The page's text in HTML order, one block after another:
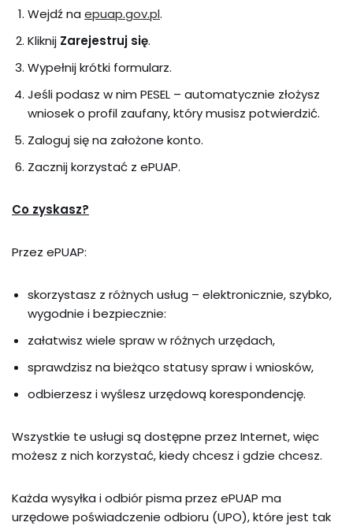
Wejdź na epuap.gov.pl.
Kliknij Zarejestruj się.
Wypełnij krótki formularz.
Jeśli podasz w nim PESEL – automatycznie złożysz
wniosek o profil zaufany, który musisz potwierdzić.
Zaloguj się na założone konto.
Zacznij korzystać z ePUAP.
Co zyskasz?
Przez ePUAP:
skorzystasz z różnych usług – elektronicznie, szybko,
wygodnie i bezpiecznie:
załatwisz wiele spraw w różnych urzędach,
sprawdzisz na bieżąco statusy spraw i wniosków,
odbierzesz i wyślesz urzędową korespondencję.
Wszystkie te usługi są dostępne przez Internet, więc
możesz z nich korzystać, kiedy chcesz i gdzie chcesz.
Każda wysyłka i odbiór pisma przez ePUAP ma
urzędowe poświadczenie odbioru (UPO), które jest tak